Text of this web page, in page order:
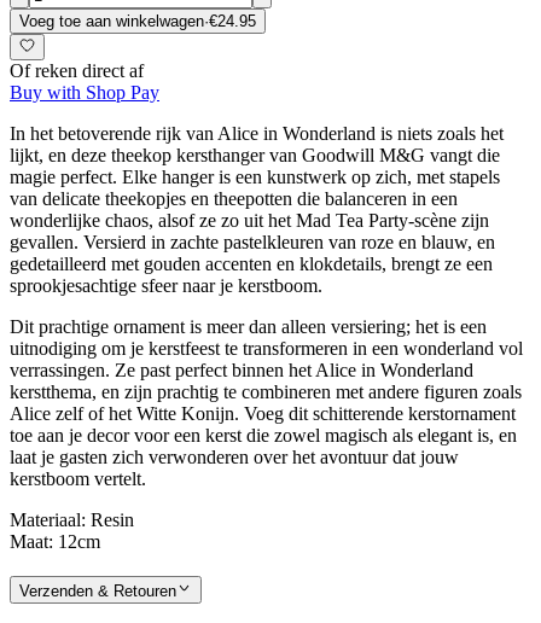
Voeg toe aan winkelwagen·€24.95
Of reken direct af
Buy with Shop Pay
In het betoverende rijk van Alice in Wonderland is niets zoals het
lijkt, en deze theekop kersthanger van Goodwill M&G vangt die
magie perfect. Elke hanger is een kunstwerk op zich, met stapels
van delicate theekopjes en theepotten die balanceren in een
wonderlijke chaos, alsof ze zo uit het Mad Tea Party-scène zijn
gevallen. Versierd in zachte pastelkleuren van roze en blauw, en
gedetailleerd met gouden accenten en klokdetails, brengt ze een
sprookjesachtige sfeer naar je kerstboom.
Dit prachtige ornament is meer dan alleen versiering; het is een
uitnodiging om je kerstfeest te transformeren in een wonderland vol
verrassingen. Ze past perfect binnen het Alice in Wonderland
kerstthema, en zijn prachtig te combineren met andere figuren zoals
Alice zelf of het Witte Konijn. Voeg dit schitterende kerstornament
toe aan je decor voor een kerst die zowel magisch als elegant is, en
laat je gasten zich verwonderen over het avontuur dat jouw
kerstboom vertelt.
Materiaal: Resin
Maat: 12cm
Verzenden & Retouren